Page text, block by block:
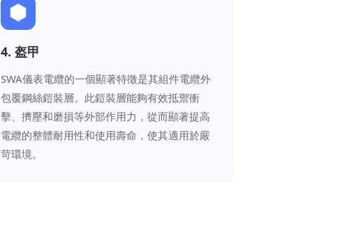
4. 盔甲
SWA儀表電纜的一個顯著特徵是其組件電纜外
包覆鋼絲鎧裝層。此鎧裝層能夠有效抵禦衝
擊、擠壓和磨損等外部作用力，從而顯著提高
電纜的整體耐用性和使用壽命，使其適用於嚴
苛環境。